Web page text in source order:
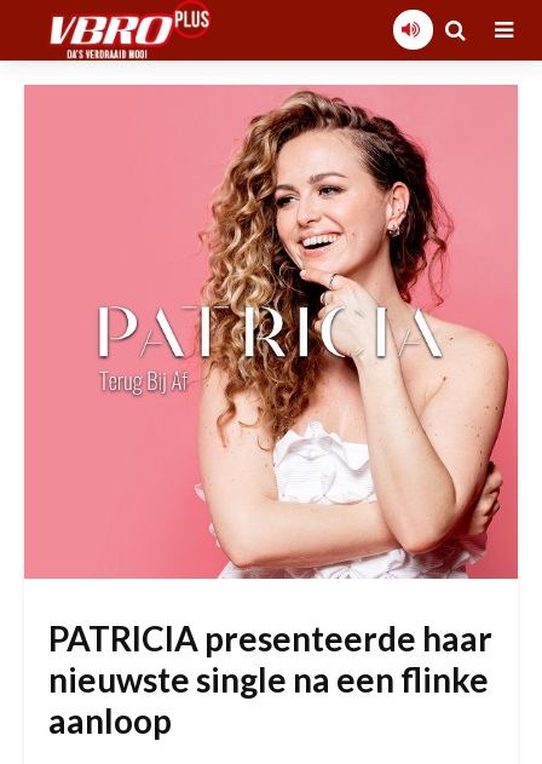
PATRICIA presenteerde haar
nieuwste single na een flinke
aanloop